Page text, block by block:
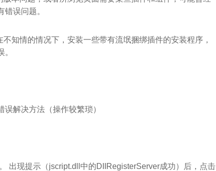
误问题。
知情的情况下，安装一些带有流氓捆绑插件的安装程序，
解决方法（操作较繁琐）
出现提示（jscript.dll中的DIIRegisterServer成功）后，点击